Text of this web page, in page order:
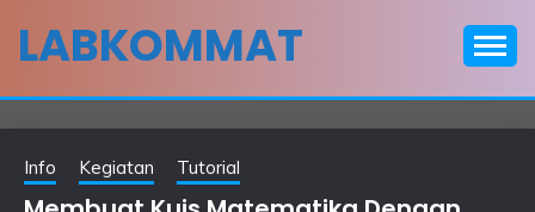
LABKOMMAT
Info Kegiatan Tutorial